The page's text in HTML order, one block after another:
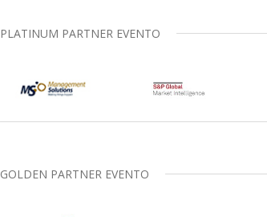
PLATINUM PARTNER EVENTO
GOLDEN PARTNER EVENTO